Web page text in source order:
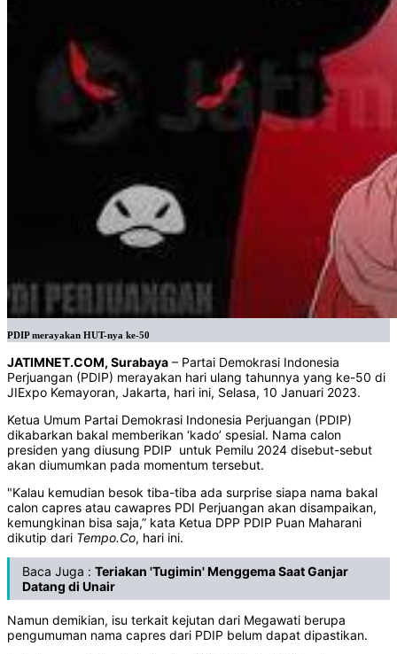
PDIP merayakan HUT-nya ke-50
JATIMNET.COM, Surabaya – Partai Demokrasi Indonesia
Perjuangan (PDIP) merayakan hari ulang tahunnya yang ke-50 di
JIExpo Kemayoran, Jakarta, hari ini, Selasa, 10 Januari 2023.
Ketua Umum Partai Demokrasi Indonesia Perjuangan (PDIP)
dikabarkan bakal memberikan ‘kado’ spesial. Nama calon
presiden yang diusung PDIP untuk Pemilu 2024 disebut-sebut
akan diumumkan pada momentum tersebut.
"Kalau kemudian besok tiba-tiba ada surprise siapa nama bakal
calon capres atau cawapres PDI Perjuangan akan disampaikan,
kemungkinan bisa saja,” kata Ketua DPP PDIP Puan Maharani
dikutip dari Tempo.Co, hari ini.
Baca Juga : Teriakan 'Tugimin' Menggema Saat Ganjar
Datang di Unair
Namun demikian, isu terkait kejutan dari Megawati berupa
pengumuman nama capres dari PDIP belum dapat dipastikan.